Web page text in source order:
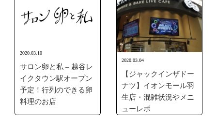
2020.03.10
サロン卵と私 – 越谷レ
イクタウン駅オープン
予定！行列のできる卵
料理のお店
2020.03.04
【ジャックインザドー
ナツ】イオンモール羽
生店・混雑状況やメニ
ューレポ